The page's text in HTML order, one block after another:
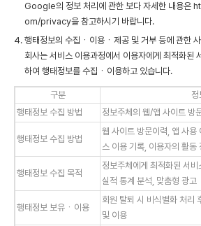
Google의 정보 처리에 관한 보다 자세한 내용
om/privacy을 참고하시기 바랍니다.
4. 행태정보의 수집ㆍ이용ㆍ제공 및 거부 등에 관한
회사는 서비스 이용과정에서 이용자에게 최적화된
하여 행태정보를 수집ㆍ이용하고 있습니다.
구분
정
행태정보 수집 방법
정보주체의 웹/앱 사이트 방
행태정보 수집 방법
웹 사이트 방문이력, 앱 사용
스 이용 기록, 이용자의 활동
행태정보 수집 목적
정보주체에게 최적화된 서
실적 통계 분석, 맞춤형 광고
행태정보 보유ㆍ이용
회원 탈퇴 시 비식별화 처리
및 이용